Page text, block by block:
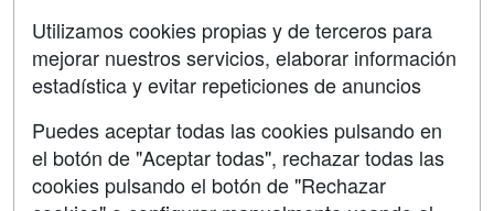
Copyleft
Grupo formazion:
Utilizamos cookies propias y de terceros para
mejorar nuestros servicios, elaborar información
estadística y evitar repeticiones de anuncios
Puedes aceptar todas las cookies pulsando en
el botón de "Aceptar todas", rechazar todas las
cookies pulsando el botón de "Rechazar